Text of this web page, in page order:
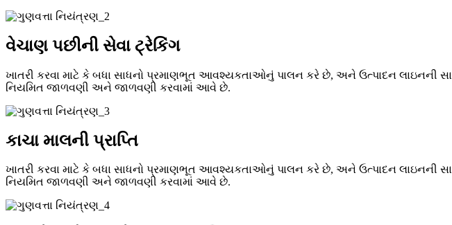
વેચાણ પછીની સેવા ટ્રેકિંગ
ખાતરી કરવા માટે કે બધા સાધનો પ્રમાણભૂત આવશ્યકતાઓનું પાલન કરે છે, અને ઉત્પાદન લાઇનની
નિયમિત જાળવણી અને જાળવણી કરવામાં આવે છે.
કાચા માલની પ્રાપ્તિ
ખાતરી કરવા માટે કે બધા સાધનો પ્રમાણભૂત આવશ્યકતાઓનું પાલન કરે છે, અને ઉત્પાદન લાઇનની
નિયમિત જાળવણી અને જાળવણી કરવામાં આવે છે.